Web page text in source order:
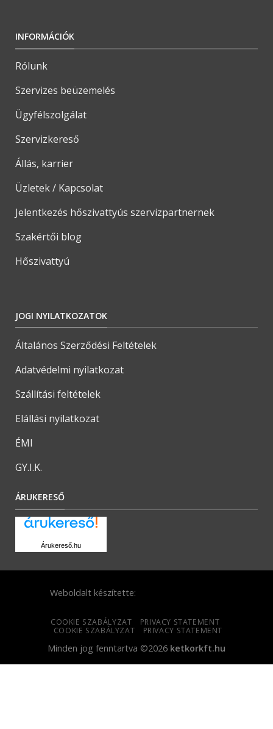
INFORMÁCIÓK
Rólunk
Szervizes beüzemelés
Ügyfélszolgálat
Szervizkereső
Állás, karrier
Üzletek / Kapcsolat
Jelentkezés hőszivattyús szervizpartnernek
Szakértői blog
Hőszivattyú
JOGI NYILATKOZATOK
Általános Szerződési Feltételek
Adatvédelmi nyilatkozat
Szállítási feltételek
Elállási nyilatkozat
ÉMI
GY.I.K.
ÁRUKERESŐ
Árukereső.hu
Weboldalt készítette:
COOKIE SZABÁLYZAT
PRIVACY STATEMENT
COOKIE SZABÁLYZAT
PRIVACY STATEMENT
Minden jog fenntartva ©2026 ketkorkft.hu